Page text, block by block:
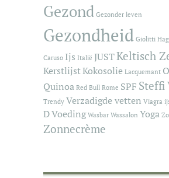
Gezond Gezonder leven
Gezondheid Giolitti
Caruso Ijs Italië JUSTKeltisch
KerstlijstKokosolie Lacquemant
Quinoa Red Bull Rome SPF Steffi
Trendy Verzadigde vetten Viagra
DVoeding Wasbar Wassalon Yoga
Zonnecrème